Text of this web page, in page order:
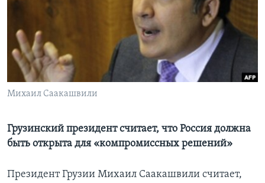
СОЦИАЛЬНЫЕ СЕТИ
Михаил Саакашвили
Грузинский президент считает, что Россия должна
быть открыта для «компромиссных решений»
Президент Грузии Михаил Саакашвили считает,